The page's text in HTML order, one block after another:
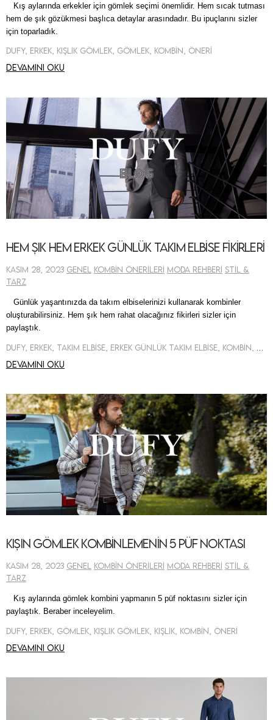
Kış aylarında erkekler için gömlek seçimi önemlidir. Hem sıcak tutması
hem de şık gözükmesi başlıca detaylar arasındadır. Bu ipuçlarını sizler
için toparladık.
Dufy, Erkek, Kışlık Gömlek, Gömlek, Kombin, Öneri
Devamını oku
Hem Şık Hem Erkek Günlük Takım Elbise Fikirleri
Kasım 28, 2023 Genel Kombin Önerileri Moda Rehberi Stil &
Tarz
Günlük yaşantınızda da takım elbiselerinizi kullanarak kombinler
oluşturabilirsiniz. Hem şık hem rahat olacağınız fikirleri sizler için
paylaştık.
Devamını oku
Kışın Gömlek Kombinlemenin 5 Püf Noktası
Kasım 28, 2023 Genel Kombin Önerileri Moda Rehberi Stil &
Tarz
Kış aylarında gömlek kombini yapmanın 5 püf noktasını sizler için
paylaştık. Beraber inceleyelim.
Dufy, Erkek, Gömlek, Kışlık Gömlek, Kışlık, Kombin, Öneri
Devamını oku